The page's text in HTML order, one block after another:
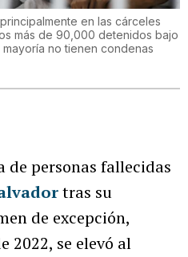
en las cárceles
más de 90,000 detenidos bajo
no tienen condenas
de personas fallecidas
tras su
de excepción,
2022, se elevó al